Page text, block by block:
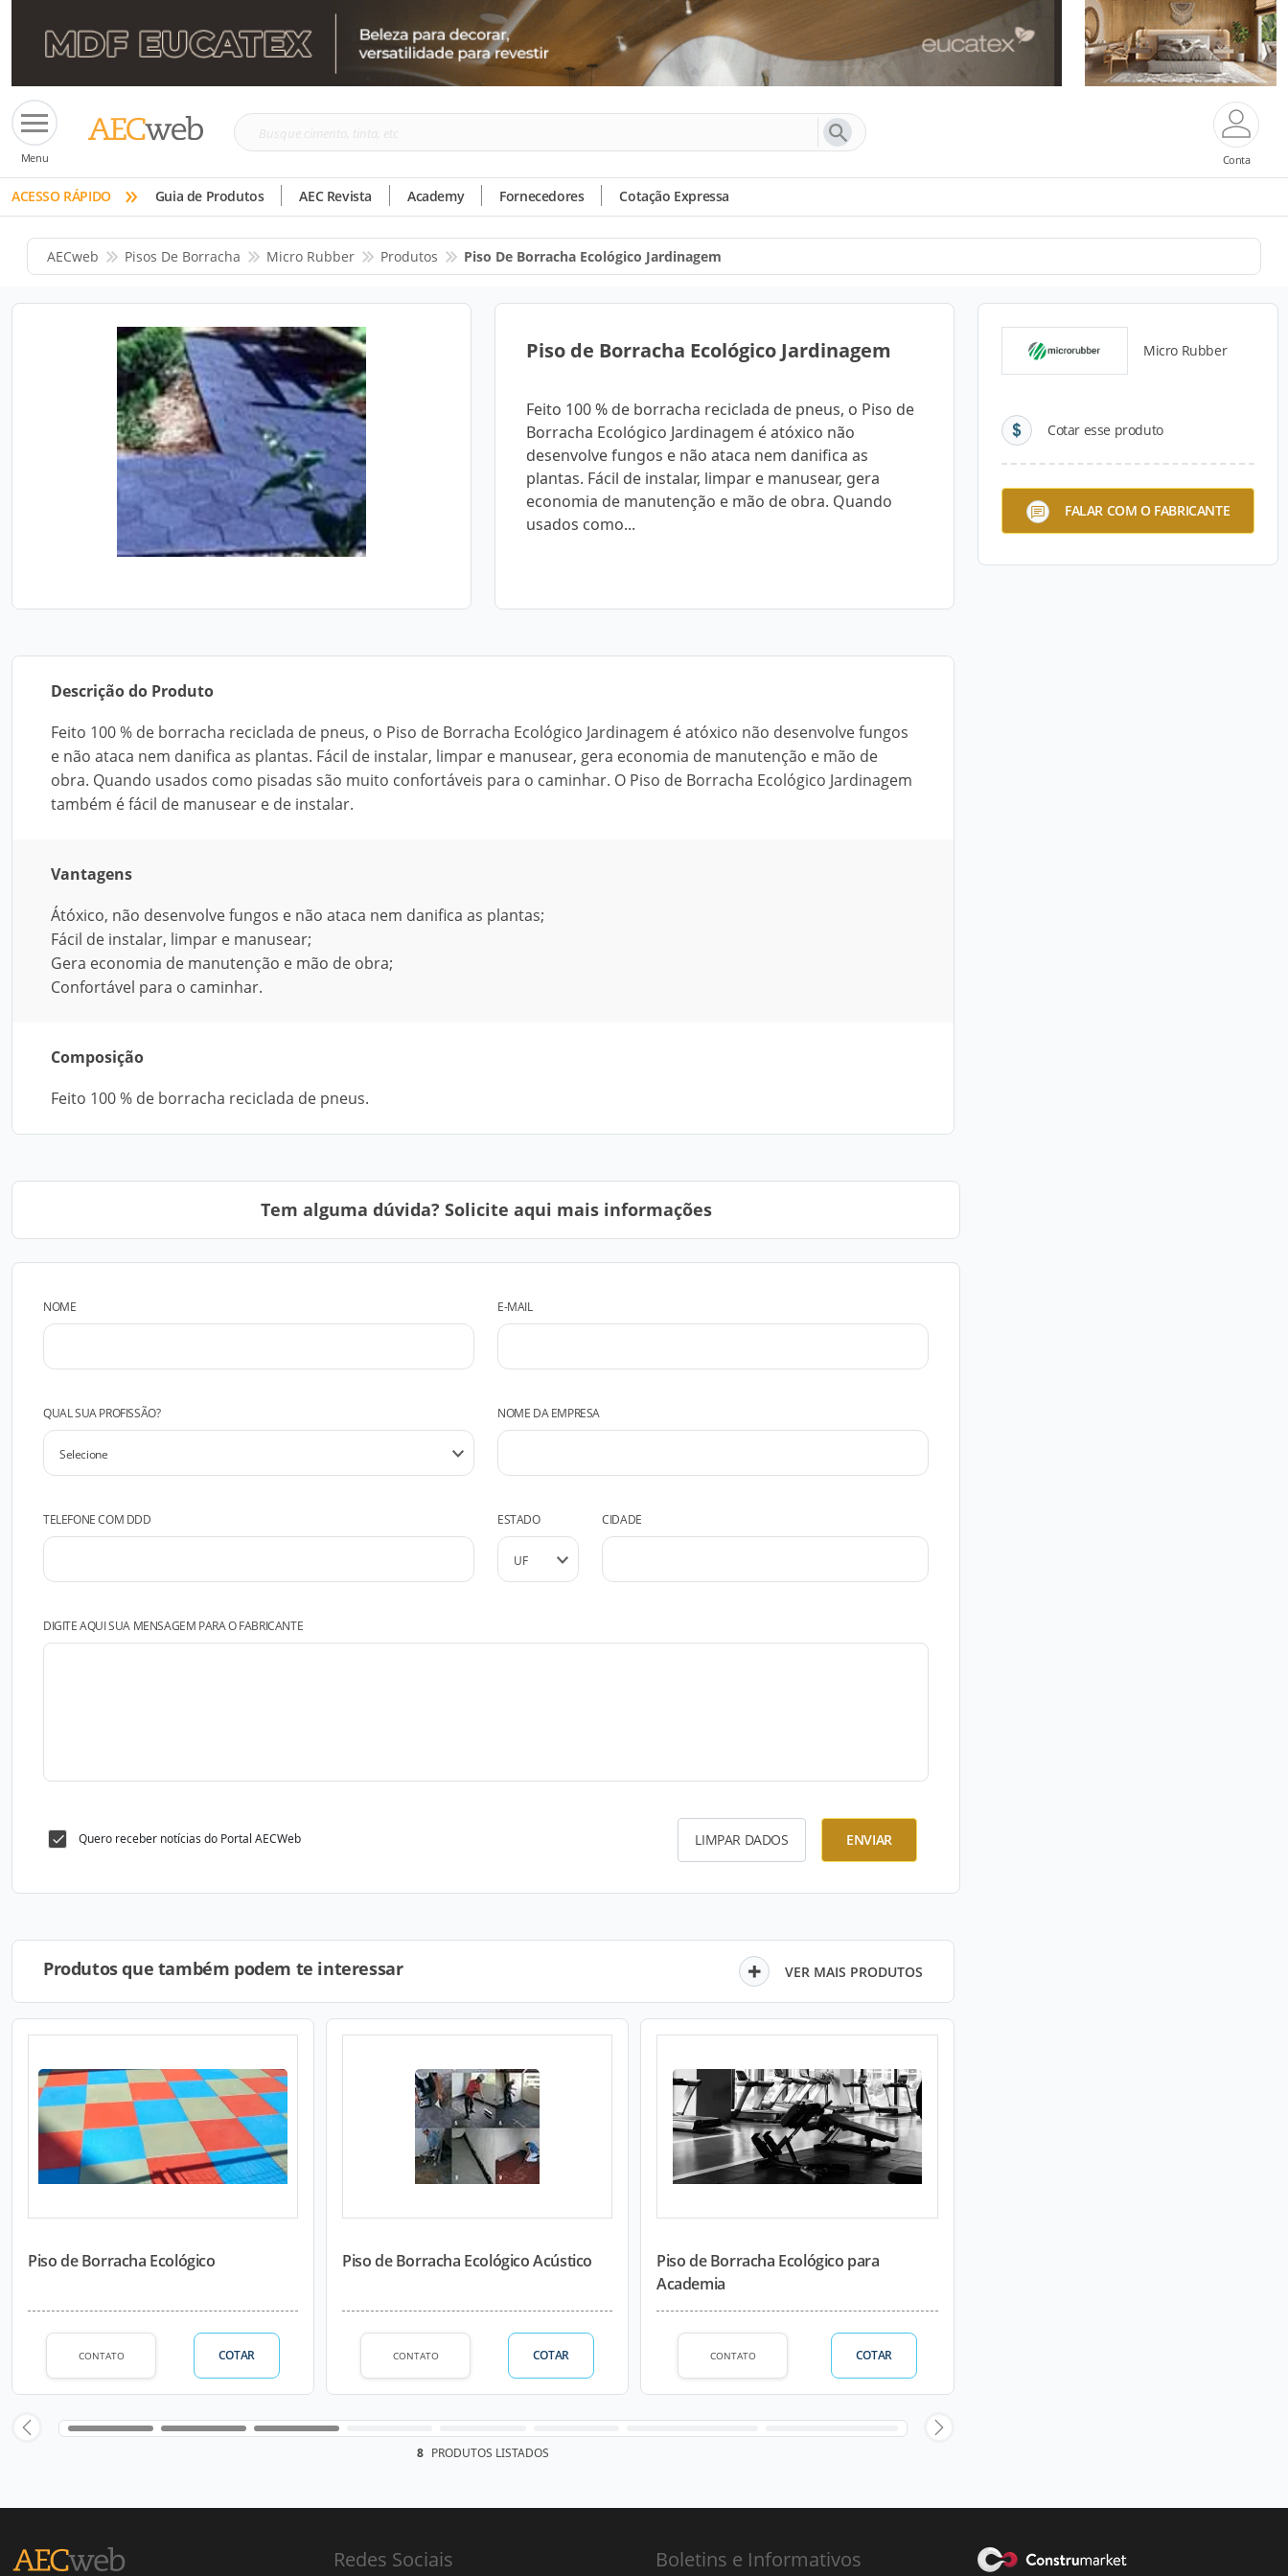
Menu
Busque
tinta,
etc
Conta
ACESSO RÁPIDO » Guia de Produtos AEC Revista Academy Fornecedores Cotação Expressa
AECweb Pisos De Borracha Micro Rubber Produtos Piso De Borracha Ecológico Jardinagem
Piso de Borracha Ecológico Jardinagem
Feito 100 % de borracha reciclada de pneus, o Piso de
Borracha Ecológico Jardinagem é atóxico não
desenvolve fungos e não ataca nem danifica as
plantas. Fácil de instalar, limpar e manusear, gera
economia de manutenção e mão de obra. Quando
usados como...
Micro Rubber
Cotar esse produto
FALAR COM O FABRICANTE
Descrição do Produto
Feito 100 % de borracha reciclada de pneus, o Piso de Borracha Ecológico Jardinagem é atóxico não desenvolve fungos
e não ataca nem danifica as plantas. Fácil de instalar, limpar e manusear, gera economia de manutenção e mão de
obra. Quando usados como pisadas são muito confortáveis para o caminhar. O Piso de Borracha Ecológico Jardinagem
também é fácil de manusear e de instalar.
Vantagens
Átóxico, não desenvolve fungos e não ataca nem danifica as plantas;
Fácil de instalar, limpar e manusear;
Gera economia de manutenção e mão de obra;
Confortável para o caminhar.
Composição
Feito 100 % de borracha reciclada de pneus.
Tem alguma dúvida? Solicite aqui mais informações
NOME E-MAIL
QUAL SUA PROFISSÃO? NOME DA EMPRESA
TELEFONE COM DDD ESTADO CIDADE
DIGITE AQUI SUA MENSAGEM PARA O FABRICANTE
Quero receber notícias do Portal AECWeb LIMPAR DADOS ENVIAR
Produtos que também podem te interessar VER MAIS PRODUTOS
Piso de Borracha Ecológico
CONTATO COTAR
Piso de Borracha Ecológico Acústico
CONTATO COTAR
Piso de Borracha Ecológico para
Academia
CONTATO COTAR
8 PRODUTOS LISTADOS
Redes Sociais Boletins e Informativos